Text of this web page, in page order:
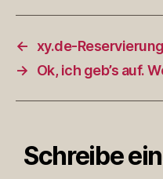
←
xy.de-
→
Ok, ich geb’s auf.
Schreibe